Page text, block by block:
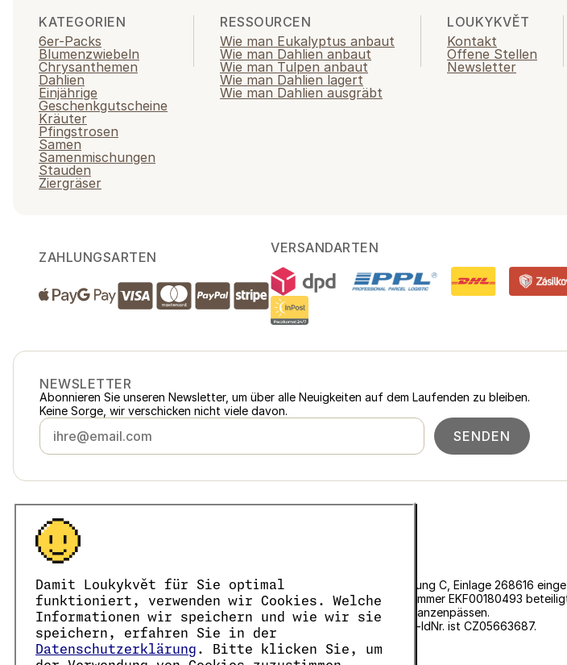
Damit Loukykvět für Sie optimal
funktioniert, verwenden wir Cookies. Welche
Informationen wir speichern und wie wir sie
speichern, erfahren Sie in der
Datenschutzerklärung . Bitte klicken Sie, um
KATEGORIEN
6er-Packs
Blumenzwiebeln
Chrysanthemen
Dahlien
Einjährige
Geschenkgutscheine
Kräuter
Pfingstrosen
Samen
Samenmischungen
Stauden
Ziergräser
RESSOURCEN
Wie man Eukalyptus anbaut
Wie man Dahlien anbaut
Wie man Tulpen anbaut
Wie man Dahlien lagert
Wie man Dahlien ausgräbt
LOUKYKVĚT
Kontakt
Offene Stellen
Newsletter
ZAHLUNGSARTEN
VERSANDARTEN
NEWSLETTER
Abonnieren Sie unseren Newsletter, um über alle Neuigkeiten auf dem Laufenden zu bleiben.
Keine Sorge, wir verschicken nicht viele davon.
SENDEN
Österreich
Česko loukykvet.cz
Slovensko
Polska
Deutschland loukykvet.de
Franceloukykvet.fr
Belgiëloukykvet.be
Danmarkloukykvet.dk
© 2016 →
Loukykvět s.r.o. ist im Handelsregister beim Stadtgericht in Prag, Abteilung C, Einlage 268616
Wir sind am verbundenen Erfüllungssystem von EKO-KOM unter der Nummer EKF00180493
Wir verwenden die Registrierungsnummer 0636 zur Ausstellung von Pflanzenpässen.
Unsere Unternehmens-Identifikationsnummer lautet 05663687, die USt-IdNr. ist CZ05663687.
Die Datenbox hat die ID eng827q.
Die EORI-Nummer lautet CZ05663687.